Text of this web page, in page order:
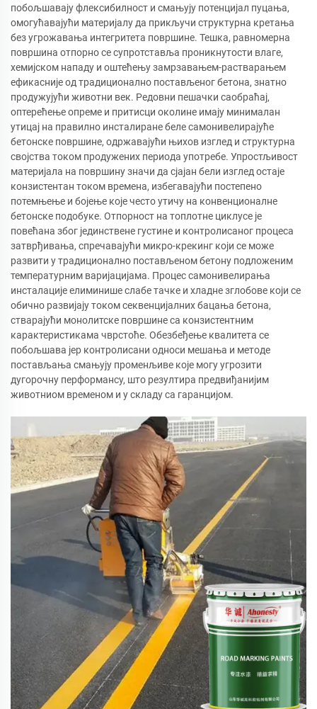
побољшавају флексибилност и смањују потенцијал пуцања,
омогућавајући материјалу да прикључи структурна кретања
без угрожавања интегритета површине. Тешка, равномерна
површина отпорно се супротставља проникнутости влаге,
хемијском нападу и оштећењу замрзавањем-растварањем
ефикасније од традиционално постављеног бетона, знатно
продужујући животни век. Редовни пешачки саобраћај,
оптерећење опреме и притисци околине имају минималан
утицај на правилно инсталиране беле самонивелирајуће
бетонске површине, одржавајући њихов изглед и структурна
својства током продужених периода употребе. Упростљивост
материјала на површину значи да сјајан бели изглед остаје
конзистентан током времена, избегавајући постепено
потемњење и бојење које често утичу на конвенционалне
бетонске подобуке. Отпорност на топлотне циклусе је
повећана због јединствене густине и контролисаног процеса
затврђивања, спречавајући микро-крекинг који се може
развити у традиционално постављеном бетону подложеним
температурним варијацијама. Процес самонивелирања
инсталације елиминише слабе тачке и хладне зглобове који се
обично развијају током секвенцијалних бацања бетона,
стварајући монолитске површине са конзистентним
карактеристикама чврстоће. Обезбеђење квалитета се
побољшава јер контролисани односи мешања и методе
постављања смањују променљиве које могу угрозити
дугорочну перформансу, што резултира предвиђанијим
животниом временом и у складу са гаранцијом.